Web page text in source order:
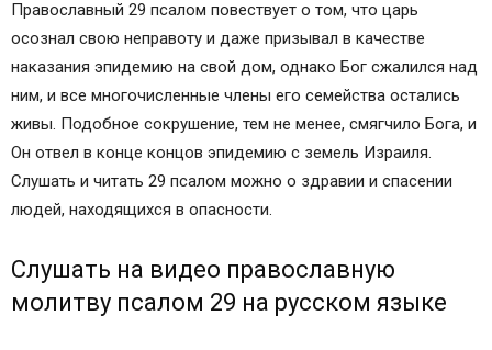
Православный 29 псалом повествует о том, что царь
осознал свою неправоту и даже призывал в качестве
наказания эпидемию на свой дом, однако Бог сжалился над
ним, и все многочисленные члены его семейства остались
живы. Подобное сокрушение, тем не менее, смягчило Бога, и
Он отвел в конце концов эпидемию с земель Израиля.
Слушать и читать 29 псалом можно о здравии и спасении
людей, находящихся в опасности.
Слушать на видео православную
молитву псалом 29 на русском языке